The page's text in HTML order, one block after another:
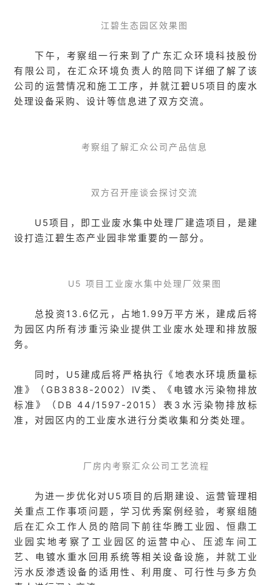
江碧生态园区效果图
下午，考察组一行来到了广东汇众环境科技股份
有限公司，在汇众环境负责人的陪同下详细了解了该
公司的运营情况和施工工序，并就江碧U5项目的废水
处理设备采购、设计等信息进了双方交流。
考察组了解汇众公司产品信息
双方召开座谈会探讨交流
U5项目，即工业废水集中处理厂建造项目，是建
设打造江碧生态产业园非常重要的一部分。
U5 项目工业废水集中处理厂效果图
总投资13.6亿元，占地1.99万平方米，建成后将
为园区内所有涉重污染业提供工业废水处理和排放服
务。
同时，U5建成后将严格执行《地表水环境质量标
准》（GB3838-2002）Ⅳ类、《电镀水污染物排放
标准》（DB 44/1597-2015）表3水污染物排放标
准，对园区内的工业废水进行分类收集和分类处理。
厂房内考察汇众公司工艺流程
为进一步优化对U5项目的后期建设、运营管理相
关重点工作事项问题，学习优秀案例经验，考察组随
后在汇众工作人员的陪同下前往华腾工业园、恒鼎工
业园实地考察了工业园区的运营中心、压滤车间工
艺、电镀水重水回用系统等相关设备设施，并就工业
污水反渗透设备的适用性、利用度、可行性与多方负